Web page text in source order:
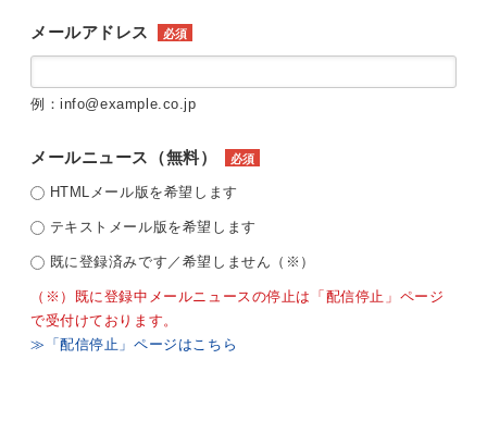
メールアドレス 必須
例：info@example.co.jp
メールニュース（無料） 必須
HTMLメール版を希望します
テキストメール版を希望します
既に登録済みです／希望しません（※）
（※）既に登録中メールニュースの停止は「配信停止」ページ
で受付けております。
≫「配信停止」ページはこちら